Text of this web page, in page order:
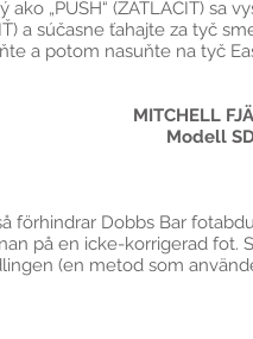
ako „PUSH“ (ZATLAČIŤ)
a súčasne ťahajte za tyč
a potom nasuňte na tyč
MITCHELL
Modell
förhindrar Dobbs Bar
på en icke-korrigerad
(en metod som